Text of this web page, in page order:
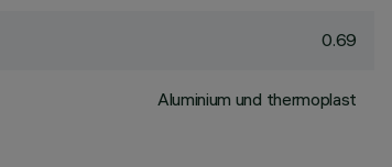
0.69
Aluminium und thermoplast